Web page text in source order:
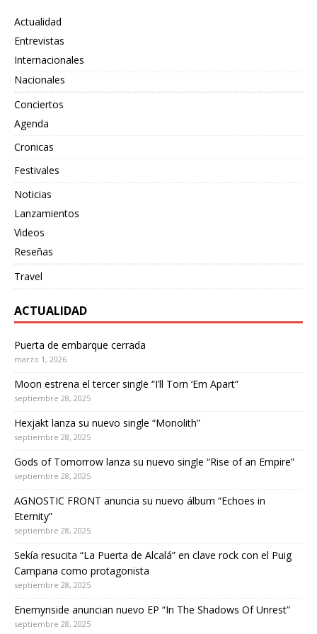
Actualidad
Entrevistas
Internacionales
Nacionales
Conciertos
Agenda
Cronicas
Festivales
Noticias
Lanzamientos
Videos
Reseñas
Travel
ACTUALIDAD
Puerta de embarque cerrada
marzo 1, 2026
Moon estrena el tercer single “I’ll Torn ‘Em Apart”
septiembre 28, 2025
Hexjakt lanza su nuevo single “Monolith”
septiembre 28, 2025
Gods of Tomorrow lanza su nuevo single “Rise of an Empire”
septiembre 28, 2025
AGNOSTIC FRONT anuncia su nuevo álbum “Echoes in
Eternity”
septiembre 28, 2025
Sekía resucita “La Puerta de Alcalá” en clave rock con el Puig
Campana como protagonista
septiembre 28, 2025
Enemynside anuncian nuevo EP “In The Shadows Of Unrest”
septiembre 28, 2025